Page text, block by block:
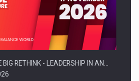
RETHINK - LEADERSHIP IN AN…